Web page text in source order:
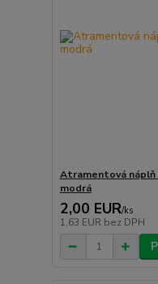
Atramentová náplň
modrá
2,00 EUR/ks
1,63 EUR bez DPH